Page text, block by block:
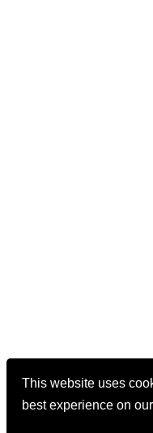
This website uses
best experience on